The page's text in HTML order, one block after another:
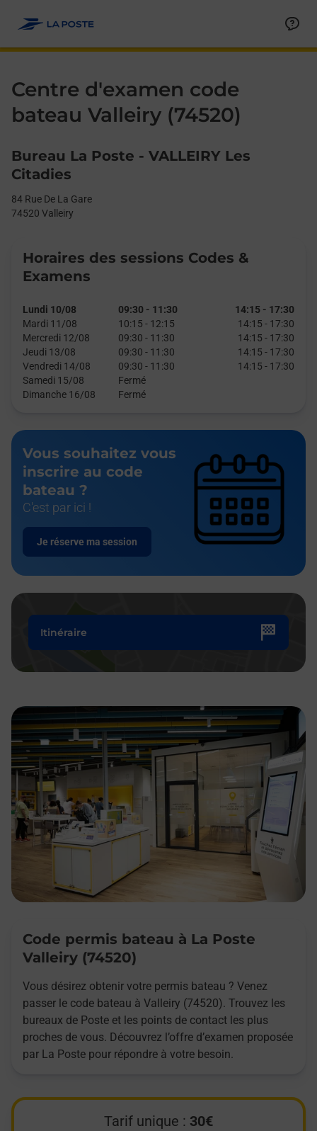
Centre d'examen code
bateau Valleiry (74520)
Bureau La Poste - VALLEIRY Les
Citadies
84 Rue De La Gare
74520 Valleiry
Horaires des sessions Codes &
Examens
Lundi 10/08 09:30 - 11:30 14:15 - 17:30
Mardi 11/08
10:15 - 12:15 14:15 - 17:30
Mercredi 12/08
09:30 - 11:30 14:15 - 17:30
Jeudi 13/08
09:30 - 11:30 14:15 - 17:30
Vendredi 14/08
09:30 - 11:30 14:15 - 17:30
Samedi 15/08
Fermé
Dimanche 16/08
Fermé
Vous souhaitez vous
inscrire au code
bateau ?
C'est par ici !
Je réserve ma session
Itinéraire
Code permis bateau à La Poste
Valleiry (74520)
Vous désirez obtenir votre permis bateau ? Venez
passer le code bateau à Valleiry (74520). Trouvez les
bureaux de Poste et les points de contact les plus
proches de vous. Découvrez l’offre d’examen proposée
par La Poste pour répondre à votre besoin.
Tarif unique : 30€